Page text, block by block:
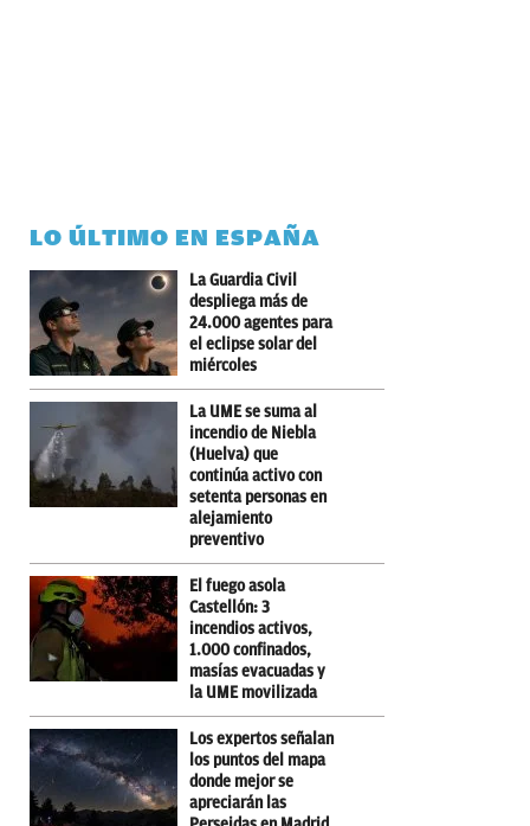
LO ÚLTIMO EN ESPAÑA
La Guardia Civil
despliega más de
24.000 agentes para
el eclipse solar del
miércoles
La UME se suma al
incendio de Niebla
(Huelva) que
continúa activo con
setenta personas en
alejamiento
preventivo
El fuego asola
Castellón: 3
incendios activos,
1.000 confinados,
masías evacuadas y
la UME movilizada
Los expertos señalan
los puntos del mapa
donde mejor se
apreciarán las